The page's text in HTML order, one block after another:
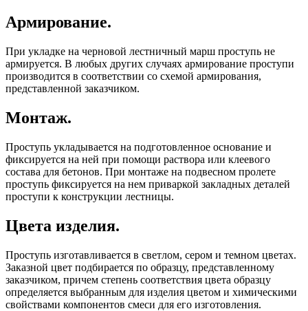
Армирование.
При укладке на черновой лестничный марш проступь не
армируется. В любых других случаях армирование проступи
производится в соответствии со схемой армирования,
представленной заказчиком.
Монтаж.
Проступь укладывается на подготовленное основание и
фиксируется на ней при помощи раствора или клеевого
состава для бетонов. При монтаже на подвесном пролете
проступь фиксируется на нем приваркой закладных деталей
проступи к конструкции лестницы.
Цвета изделия.
Проступь изготавливается в светлом, сером и темном цветах.
Заказной цвет подбирается по образцу, представленному
заказчиком, причем степень соответствия цвета образцу
определяется выбранным для изделия цветом и химическими
свойствами компонентов смеси для его изготовления.